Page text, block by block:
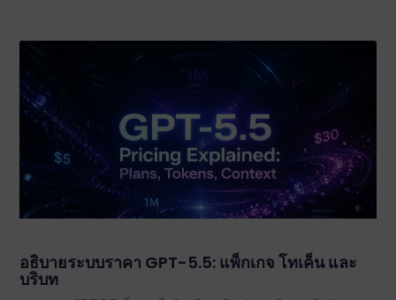
อธิบายระบบราคา GPT-5.5: แพ็กเกจ โทเค็น และ
บริบท